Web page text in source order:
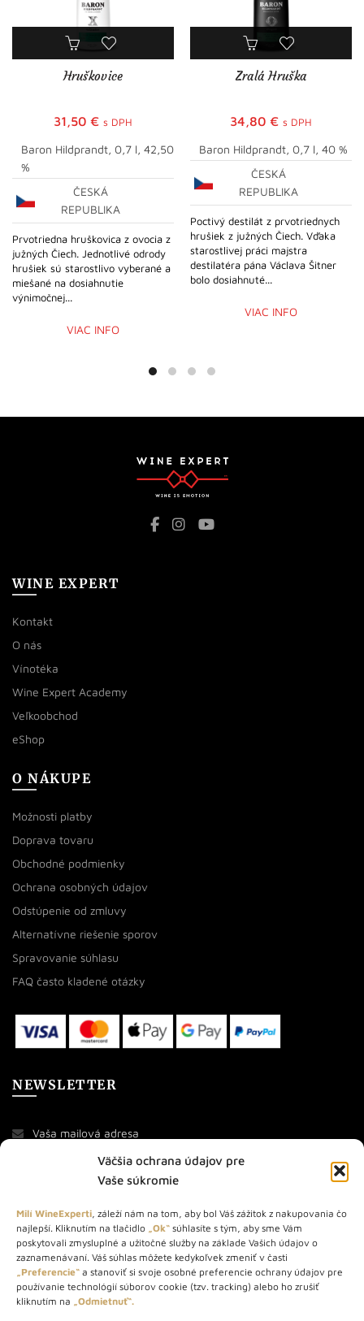
Väčšia ochrana údajov pre
Vaše súkromie
Milí WineExperti, záleží nám na tom, aby bol Váš zážitok z nakupovania čo
najlepší. Kliknutím na tlačidlo „Ok“ súhlasíte s tým, aby sme Vám
poskytovali zmysluplné a užitočné služby na základe Vašich údajov o
zaznamenávaní. Váš súhlas môžete kedykoľvek zmeniť v časti
„Preferencie“ a stanoviť si svoje osobné preferencie ochrany údajov pre
používanie technológií súborov cookie (tzv. tracking) alebo ho zrušiť
kliknutím na „Odmietnuť“.
Hruškovice
31,50 € s DPH
Baron Hildprandt, 0,7 l, 42,50
%
ČESKÁ
REPUBLIKA
Prvotriedna hruškovica z ovocia z
južných Čiech. Jednotlivé odrody
hrušiek sú starostlivo vyberané a
miešané na dosiahnutie
výnimočnej...
VIAC INFO
Zralá Hruška
34,80 € s DPH
Baron Hildprandt, 0,7 l, 40 %
ČESKÁ
REPUBLIKA
Poctivý destilát z prvotriednych
hrušiek z južných Čiech. Vďaka
starostlivej práci majstra
destilatéra pána Václava Šitner
bolo dosiahnuté...
VIAC INFO
WINE EXPERT
Kontakt
O nás
Vínotéka
Wine Expert Academy
Veľkoobchod
eShop
O NÁKUPE
Možnosti platby
Doprava tovaru
Obchodné podmienky
Ochrana osobných údajov
Odstúpenie od zmluvy
Alternatívne riešenie sporov
Spravovanie súhlasu
FAQ často kladené otázky
NEWSLETTER
O NÁS
STORE – obchod s vínom a destilátmi od roku 2010. Na našej
webovej stránke predávame viac ako 1000+ značkových
produktov.